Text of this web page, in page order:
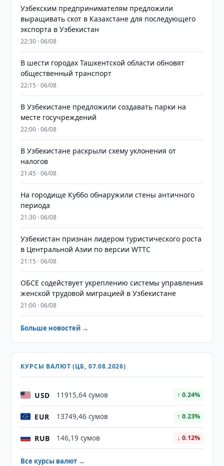
Узбекским предпринимателям предложили
выращивать скот в Казахстане для последующего
экспорта в Узбекистан
22:30 · 06/08
В шести городах Ташкентской области обновят
общественный транспорт
22:15 · 06/08
В Узбекистане предложили создавать парки на
месте госучреждений
22:00 · 06/08
В Узбекистане раскрыли схему уклонения от
налогов
21:45 · 06/08
На городище Куббо обнаружили стены античного
периода
21:30 · 06/08
Узбекистан признан лидером туристического роста
в Центральной Азии по версии WTTC
21:15 · 06/08
ОБСЕ содействует укреплению системы управления
женской трудовой миграцией в Узбекистане
21:00 · 06/08
Больше новостей →
КУРСЫ ВАЛЮТ (ЦБ, 07.08.2026)
USD 11915,64 сумов ↑ 0.24%
EUR 13749,46 сумов ↑ 0.23%
RUB 146,19 сумов ↓ 0.12%
Все курсы валют →